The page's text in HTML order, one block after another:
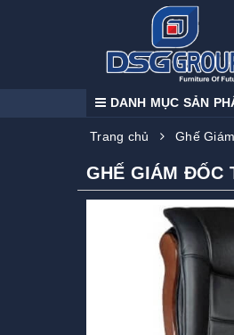
DANH MỤC SẢN
Trang chủ Ghế
GHẾ GIÁM ĐỐC